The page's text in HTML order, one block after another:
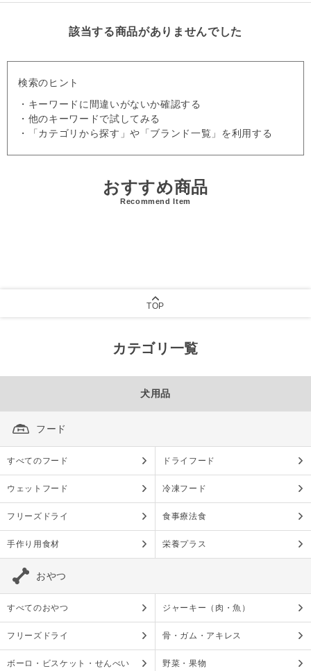
該当する商品がありませんでした
検索のヒント
・キーワードに間違いがないか確認する
・他のキーワードで試してみる
・「カテゴリから探す」や「ブランド一覧」を利用する
おすすめ商品
Recommend Item
TOP
カテゴリ一覧
犬用品
フード
すべてのフード ドライフード
ウェットフード 冷凍フード
フリーズドライ 食事療法食
手作り用食材 栄養プラス
おやつ
すべてのおやつ ジャーキー（肉・魚）
フリーズドライ 骨・ガム・アキレス
ボーロ・ビスケット・せんべい 野菜・果物